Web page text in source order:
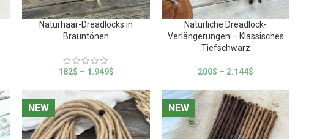
Naturhaar-Dreadlocks in
Brauntönen
182$ – 1.949$
Natürliche Dreadlock-
Verlängerungen – Klassisches
Tiefschwarz
200$ – 2.144$
NEW
NEW NEW
NEW